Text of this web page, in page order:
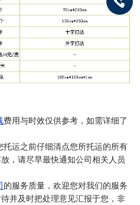
费用与时效仅供参考，如需详细了
运之前仔细清点您所托运的所有
，请尽早最快通知公司相关人员
的服务质量，欢迎您对我们的服务
并及时把处理意见汇报于您，非